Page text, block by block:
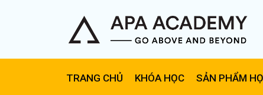
TRANG CHỦ KHÓA HỌC SẢN PHẨM